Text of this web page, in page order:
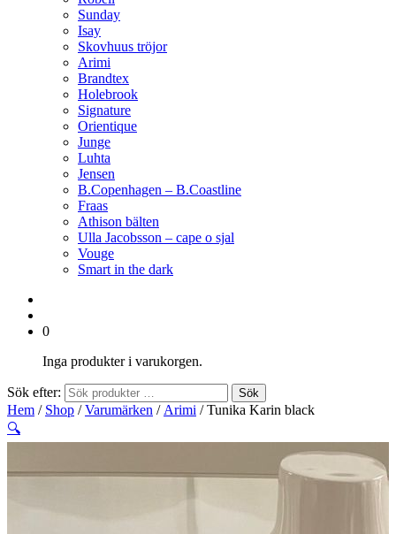
Sunday
Isay
Skovhuus tröjor
Arimi
Brandtex
Holebrook
Signature
Orientique
Junge
Luhta
Jensen
B.Copenhagen – B.Coastline
Fraas
Athison bälten
Ulla Jacobsson – cape o sjal
Vouge
Smart in the dark
0
Inga produkter i varukorgen.
Sök efter: Sök
Hem / Shop /Varumärken / Arimi / Tunika Karin black
🔍